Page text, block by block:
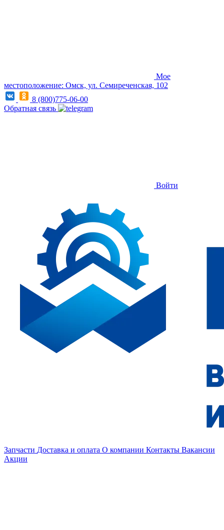
Мое
местоположение: Омск, ул. Семиреченская, 102
8 (800)775-06-00
Обратная связь
Войти
Запчасти Доставка и оплата О компании Контакты Вакансии
Акции